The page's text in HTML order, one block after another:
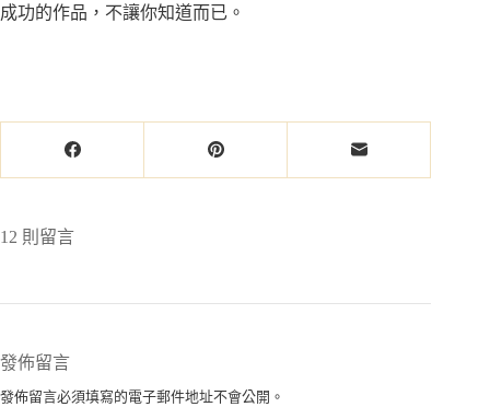
成功的作品，不讓你知道而已。
12 則留言
發佈留言
發佈留言必須填寫的電子郵件地址不會公開。